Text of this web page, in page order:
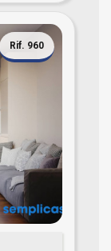
Rif. 960